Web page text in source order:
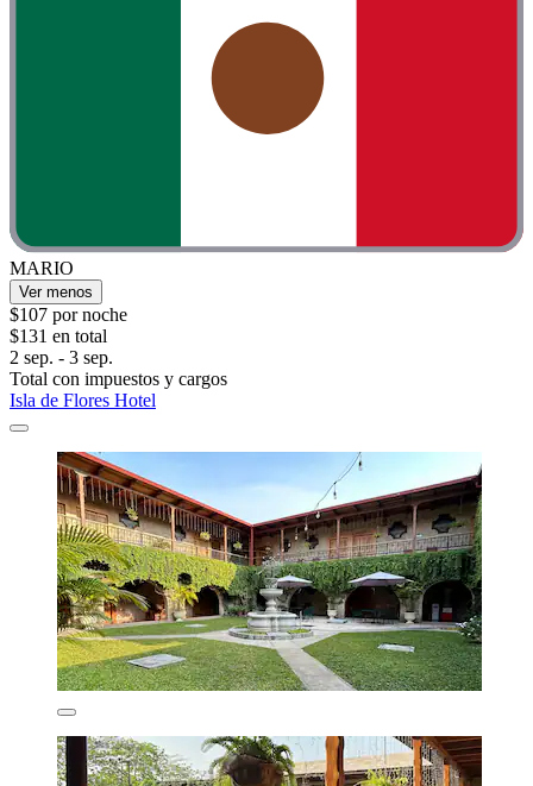
MARIO
Ver menos
$107 por noche
$131 en total
2 sep. - 3 sep.
Total con impuestos y cargos
Isla de Flores Hotel